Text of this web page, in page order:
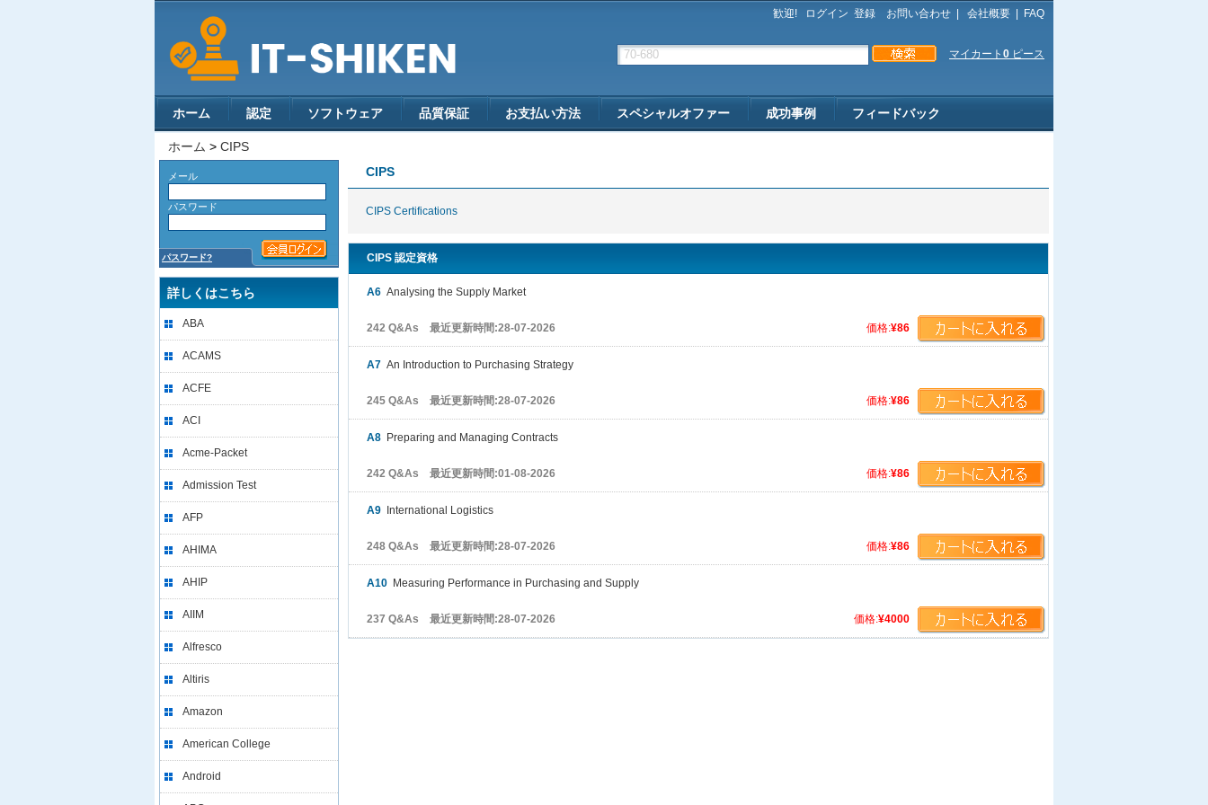
歓迎! ログイン 登録 お問い合わせ 会社概要 FAQ
マイカート 0 ピース
ホーム 認定 ソフトウェア 品質保証 お支払い方法 スペシャルオファー 成功事例 フィードバック
ホーム > CIPS
メール
パスワード
パスワード?
詳しくはこちら
ABA
ACAMS
ACFE
ACI
Acme-Packet
Admission Test
AFP
AHIMA
AHIP
AIIM
Alfresco
Altiris
Amazon
American College
Android
CIPS
CIPS Certifications
CIPS 認定資格
A6 Analysing the Supply Market
価格:¥86
242 Q&As 最近更新時間:28-07-2026
A7 An Introduction to Purchasing Strategy
価格:¥86
245 Q&As 最近更新時間:28-07-2026
A8 Preparing and Managing Contracts
価格:¥86
242 Q&As 最近更新時間:01-08-2026
A9 International Logistics
価格:¥86
248 Q&As 最近更新時間:28-07-2026
A10 Measuring Performance in Purchasing and Supply
価格:¥4000
237 Q&As 最近更新時間:28-07-2026